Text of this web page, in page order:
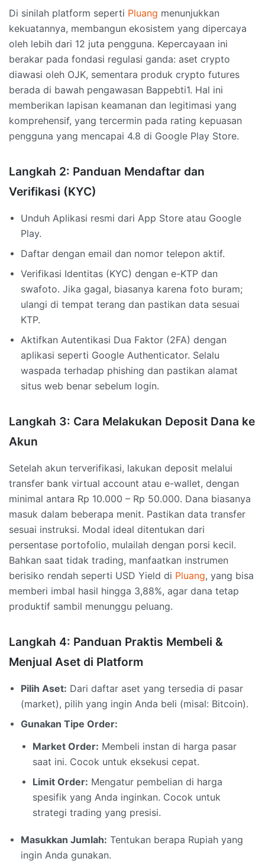
Di sinilah platform seperti Pluang menunjukkan
kekuatannya, membangun ekosistem yang dipercaya
oleh lebih dari 12 juta pengguna. Kepercayaan ini
berakar pada fondasi regulasi ganda: aset crypto
diawasi oleh OJK, sementara produk crypto futures
berada di bawah pengawasan Bappebti1. Hal ini
memberikan lapisan keamanan dan legitimasi yang
komprehensif, yang tercermin pada rating kepuasan
pengguna yang mencapai 4.8 di Google Play Store.
Langkah 2: Panduan Mendaftar dan
Verifikasi (KYC)
Unduh Aplikasi resmi dari App Store atau Google
Play.
Daftar dengan email dan nomor telepon aktif.
Verifikasi Identitas (KYC) dengan e-KTP dan
swafoto. Jika gagal, biasanya karena foto buram;
ulangi di tempat terang dan pastikan data sesuai
KTP.
Aktifkan Autentikasi Dua Faktor (2FA) dengan
aplikasi seperti Google Authenticator. Selalu
waspada terhadap phishing dan pastikan alamat
situs web benar sebelum login.
Langkah 3: Cara Melakukan Deposit Dana ke
Akun
Setelah akun terverifikasi, lakukan deposit melalui
transfer bank virtual account atau e-wallet, dengan
minimal antara Rp 10.000 – Rp 50.000. Dana biasanya
masuk dalam beberapa menit. Pastikan data transfer
sesuai instruksi. Modal ideal ditentukan dari
persentase portofolio, mulailah dengan porsi kecil.
Bahkan saat tidak trading, manfaatkan instrumen
berisiko rendah seperti USD Yield di Pluang, yang bisa
memberi imbal hasil hingga 3,88%, agar dana tetap
produktif sambil menunggu peluang.
Langkah 4: Panduan Praktis Membeli &
Menjual Aset di Platform
Pilih Aset: Dari daftar aset yang tersedia di pasar
(market), pilih yang ingin Anda beli (misal: Bitcoin).
Gunakan Tipe Order:
Market Order: Membeli instan di harga pasar
saat ini. Cocok untuk eksekusi cepat.
Limit Order: Mengatur pembelian di harga
spesifik yang Anda inginkan. Cocok untuk
strategi trading yang presisi.
Masukkan Jumlah: Tentukan berapa Rupiah yang
ingin Anda gunakan.